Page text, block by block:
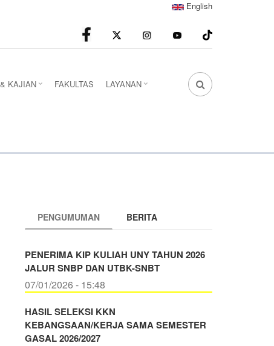
English
facebook Instagram youtube
FA
KAJIAN FAKULTAS LAYANAN
PENGUMUMAN BERITA
PENERIMA KIP KULIAH UNY TAHUN 2026
JALUR SNBP DAN UTBK-SNBT
07/01/2026 - 15:48
HASIL SELEKSI KKN
KEBANGSAAN/KERJA SAMA SEMESTER
GASAL 2026/2027